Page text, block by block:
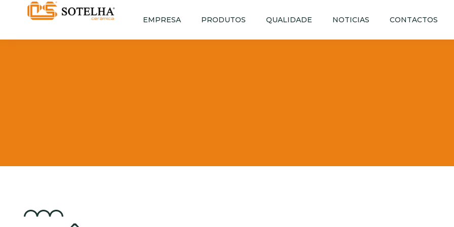
EMPRESA PRODUTOS QUALIDADE NOTICIAS CONTACTOS